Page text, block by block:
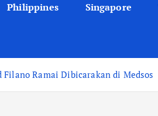
Philippines Singapore
Ramai Dibicarakan di Medsos